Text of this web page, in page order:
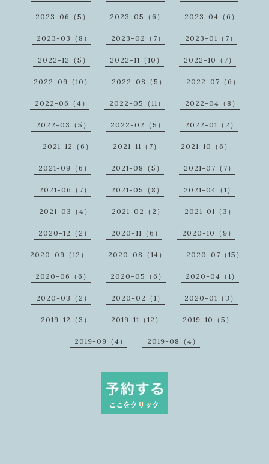
2023-06（5） 2023-05（6） 2023-04（6）
2023-03（8） 2023-02（7） 2023-01（7）
2022-12（5） 2022-11（10） 2022-10（7）
2022-09（10） 2022-08（5） 2022-07（6）
2022-06（4） 2022-05（11） 2022-04（8）
2022-03（5） 2022-02（5） 2022-01（2）
2021-12（6） 2021-11（7） 2021-10（6）
2021-09（6） 2021-08（5） 2021-07（7）
2021-06（7） 2021-05（8） 2021-04（1）
2021-03（4） 2021-02（2） 2021-01（3）
2020-12（2） 2020-11（6） 2020-10（9）
2020-09（12） 2020-08（14） 2020-07（15）
2020-06（6） 2020-05（6） 2020-04（1）
2020-03（2） 2020-02（1） 2020-01（3）
2019-12（3） 2019-11（12） 2019-10（5）
2019-09（4） 2019-08（4）